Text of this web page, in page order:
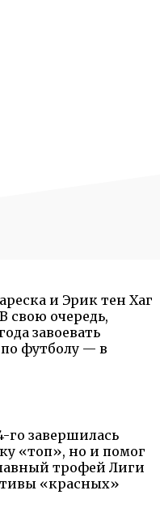
и Эрик тен Хаг
свою очередь,
завоевать
футболу — в
го завершилась
«топ», но и помог
трофей Лиги
«красных»